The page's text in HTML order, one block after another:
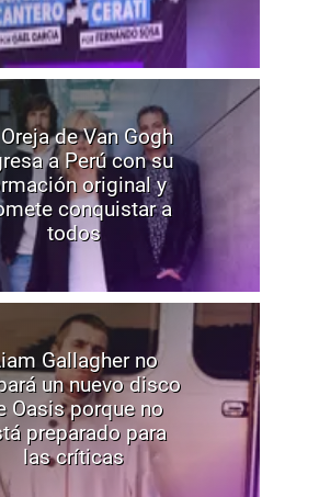
de Van Gogh
a Perú con su
original y
conquistar a
todos
Gallagher no
un nuevo disco
Oasis porque no
preparado para
las críticas